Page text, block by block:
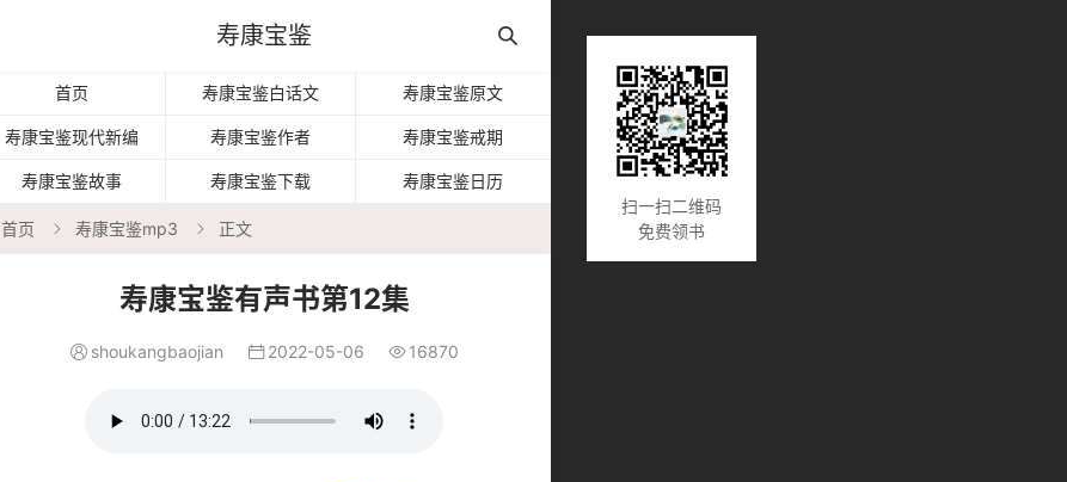
寿康宝鉴 
首页 寿康宝鉴白话文 寿康宝鉴原文
寿康宝鉴现代新编 寿康宝鉴作者 寿康宝鉴戒期
寿康宝鉴故事 寿康宝鉴下载 寿康宝鉴日历
首页  寿康宝鉴mp3  正文
寿康宝鉴有声书第12集
 shoukangbaojian  2022-05-06  16870
扫一扫二维码
免费领书